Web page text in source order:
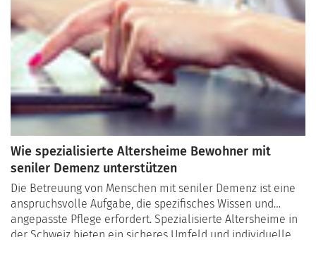
Wie spezialisierte Altersheime Bewohner mit
seniler Demenz unterstützen
Die Betreuung von Menschen mit seniler Demenz ist eine
anspruchsvolle Aufgabe, die spezifisches Wissen und
angepasste Pflege erfordert. Spezialisierte Altersheime in
der Schweiz bieten ein sicheres Umfeld und individuelle